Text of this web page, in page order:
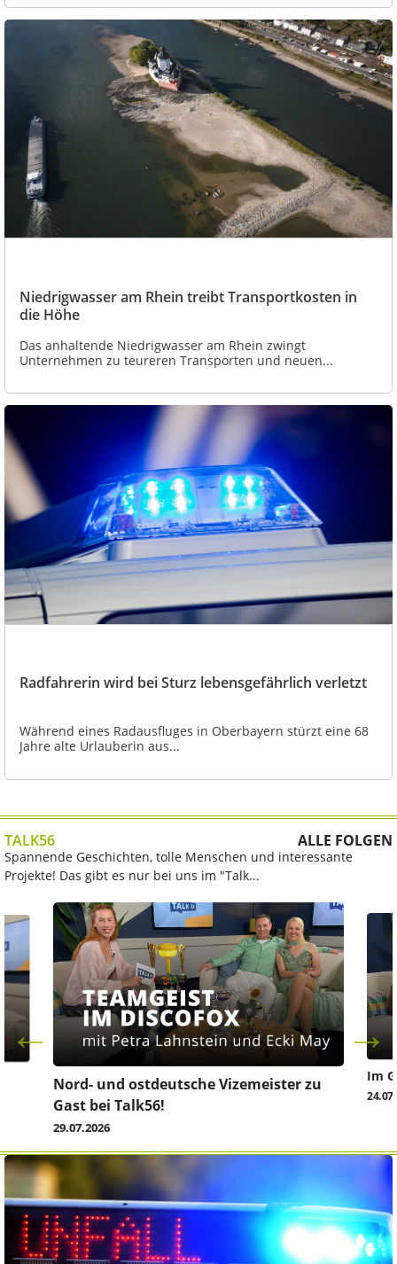
Niedrigwasser am Rhein treibt Transportkosten in
die Höhe
Das anhaltende Niedrigwasser am Rhein zwingt
Unternehmen zu teureren Transporten und neuen...
Radfahrerin wird bei Sturz lebensgefährlich verletzt
Während eines Radausfluges in Oberbayern stürzt eine 68
Jahre alte Urlauberin aus...
TALK56 ALLE FOLGEN
Spannende Geschichten, tolle Menschen und interessante
Projekte! Das gibt es nur bei uns im "Talk...
Nord- und ostdeutsche Vizemeister zu
Gast bei Talk56!
29.07.2026
Im